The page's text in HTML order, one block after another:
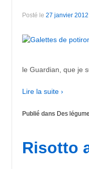
Posté le 27 janvier 2012
le Guardian, que je
Lire la suite ›
Publié dans Des
Risotto